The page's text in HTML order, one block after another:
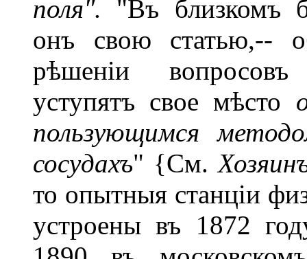
поля". "Въ близкомъ
онъ свою статью,--
рѣшеніи вопросовъ
уступятъ свое мѣсто
пользующимся
сосудахъ" {См.
то опытныя станціи
устроены въ 1872